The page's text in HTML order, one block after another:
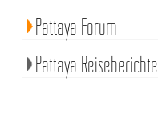
Pattaya Forum
Pattaya Reiseberichte